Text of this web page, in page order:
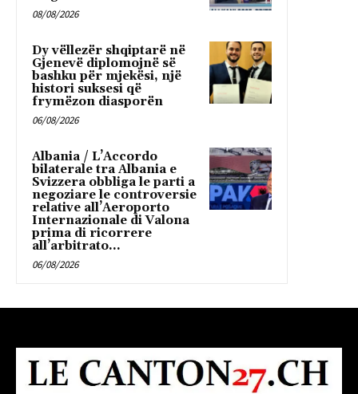
08/08/2026
Dy vëllezër shqiptarë në
Gjenevë diplomojnë së
bashku për mjekësi, një
histori suksesi që
frymëzon diasporën
06/08/2026
Albania / L’Accordo
bilaterale tra Albania e
Svizzera obbliga le parti a
negoziare le controversie
relative all’Aeroporto
Internazionale di Valona
prima di ricorrere
all’arbitrato...
06/08/2026